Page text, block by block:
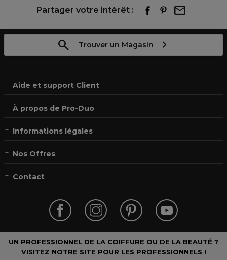
Partager votre intérêt :
Trouver un Magasin
Aide et support Client
À propos de Pro-Duo
Informations légales
Nos Offres
Contact
UN PROFESSIONNEL DE LA COIFFURE OU DE LA BEAUTÉ ?
VISITEZ NOTRE SITE POUR LES PROFESSIONNELS !